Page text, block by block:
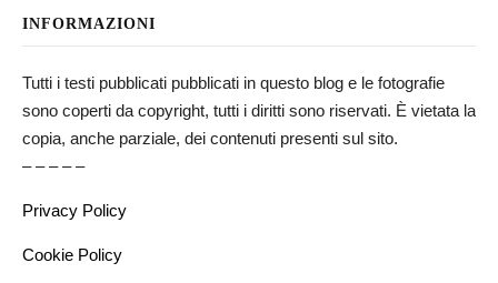
INFORMAZIONI
Tutti i testi pubblicati pubblicati in questo blog e le fotografie
sono coperti da copyright, tutti i diritti sono riservati. È vietata la
copia, anche parziale, dei contenuti presenti sul sito.
– – – – –
Privacy Policy
Cookie Policy